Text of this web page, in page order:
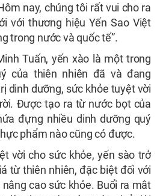
nay, chúng tôi rất vui cho ra
với thương hiệu Yến Sao Việt
trong nước và quốc tế”.
Tuấn, yến xào là một trong
của thiên nhiên đã và đang
dinh dưỡng, sức khỏe tuyệt vời
Được tạo ra từ nước bọt của
đựng nhiều dinh dưỡng quý
phẩm nào cũng có được.
vời cho sức khỏe, yến sào trở
từ thiên nhiên, đặc biệt đối với
cao sức khỏe. Buổi ra mắt